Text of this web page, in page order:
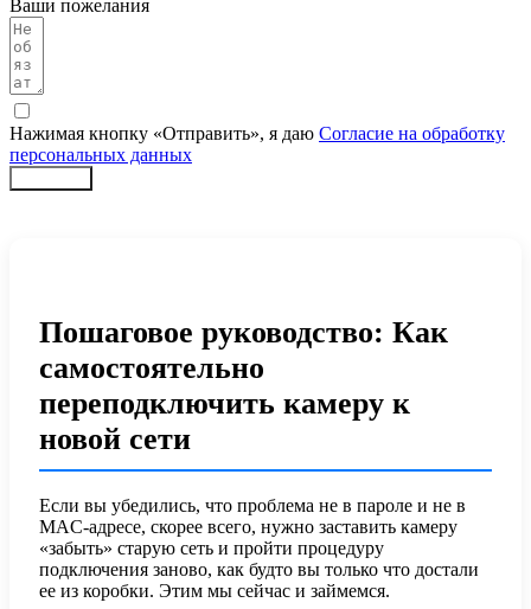
Ваши пожелания
Нажимая кнопку «Отправить», я даю Согласие на обработку
персональных данных
Пошаговое руководство: Как
самостоятельно
переподключить камеру к
новой сети
Если вы убедились, что проблема не в пароле и не в
MAC-адресе, скорее всего, нужно заставить камеру
«забыть» старую сеть и пройти процедуру
подключения заново, как будто вы только что достали
ее из коробки. Этим мы сейчас и займемся.